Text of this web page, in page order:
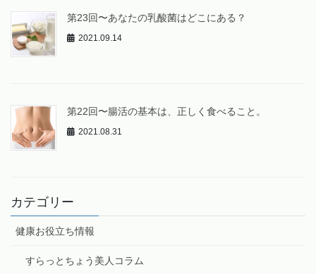
第23回〜あなたの乳酸菌はどこにある？
2021.09.14
第22回〜腸活の基本は、正しく食べること。
2021.08.31
カテゴリー
健康お役立ち情報
すらっとちょう美人コラム